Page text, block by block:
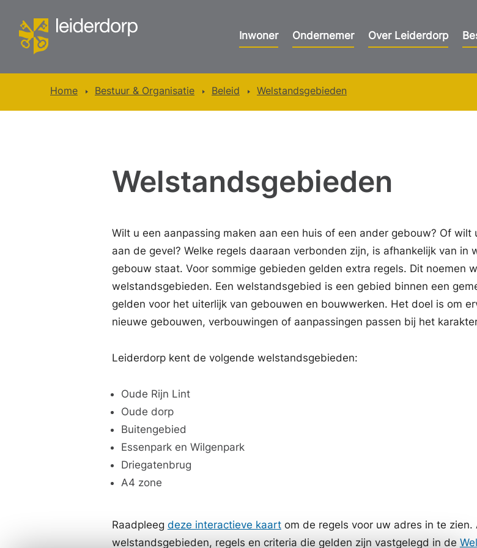
Inwoner Ondernemer Over Leiderdorp
Home Bestuur & Organisatie Beleid Welstandsgebieden
Welstandsgebieden
Wilt u een aanpassing maken aan een huis of een ander gebouw? Of wilt
aan de gevel? Welke regels daaraan verbonden zijn, is afhankelijk van in
gebouw staat. Voor sommige gebieden gelden extra regels. Dit noemen
welstandsgebieden. Een welstandsgebied is een gebied binnen een
gelden voor het uiterlijk van gebouwen en bouwwerken. Het doel is om
nieuwe gebouwen, verbouwingen of aanpassingen passen bij het
Leiderdorp kent de volgende welstandsgebieden:
Oude Rijn Lint
Oude dorp
Buitengebied
Essenpark en Wilgenpark
Driegatenbrug
A4 zone
Raadpleeg deze interactieve kaartom de regels voor uw adres in te zien.
welstandsgebieden, regels en criteria die gelden zijn vastgelegd in de